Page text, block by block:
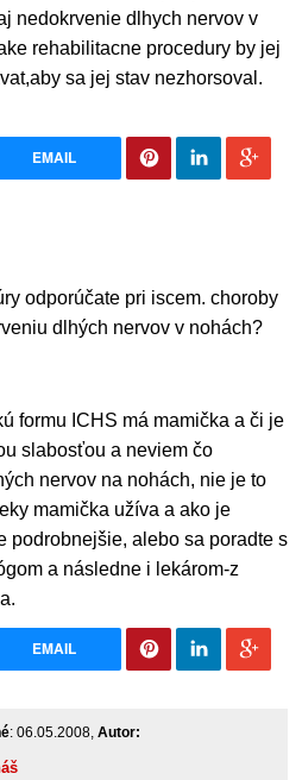
nedokrvenie dlhych nervov v
rehabilitacne procedury by jej
sa jej stav nezhorsoval.
EMAIL
odporúčate pri iscem. choroby
dlhých nervov v nohách?
formu ICHS má mamička a či je
slabosťou a neviem čo
nervov na nohách, nie je to
mamička užíva a ako je
podrobnejšie, alebo sa poradte s
a následne i lekárom-z
EMAIL
: 06.05.2008, Autor: